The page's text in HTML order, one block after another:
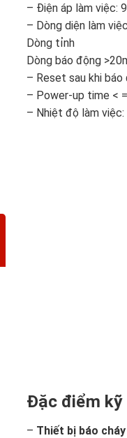
– Điện áp làm việc:
– Dòng diện làm
Dòng tỉnh
Dòng báo động
– Reset sau khi báo
– Power-up time <
– Nhiệt độ làm việc:
Đặc điểm kỹ
– Thiết bị báo cháy